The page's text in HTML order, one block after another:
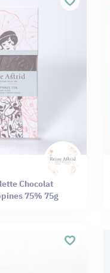
Chocolat
75% 75g